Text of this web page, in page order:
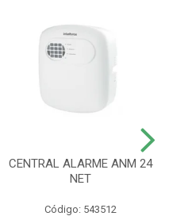
CENTRAL ALARME ANM 24
NET
Código: 543512